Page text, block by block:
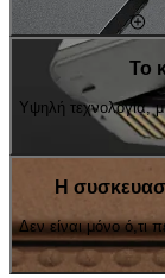
Το
Υψηλή τεχνολογία,
Η
Δεν είναι μόνο ό,τι